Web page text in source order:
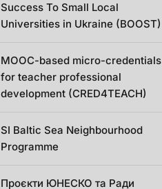
Success To Small Local
Universities in Ukraine (BOOST)
MOOC-based micro-credentials
for teacher professional
development (CRED4TEACH)
SI Baltic Sea Neighbourhood
Programme
Проєкти ЮНЕСКО та Ради